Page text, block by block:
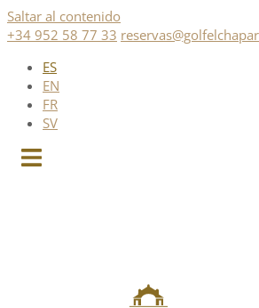
Saltar al contenido
+34 952 58 77 33
ES
EN
FR
SV